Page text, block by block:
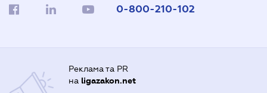
0-800-210-102
Реклама та PR
на ligazakon.net